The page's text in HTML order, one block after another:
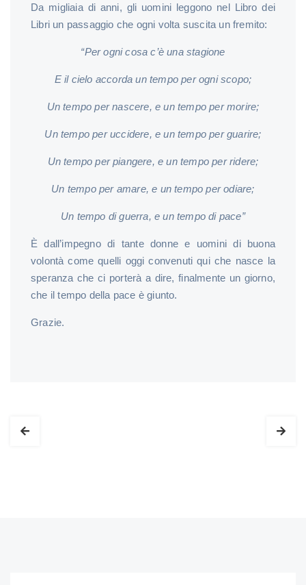
Da migliaia di anni, gli uomini leggono nel Libro dei
Libri un passaggio che ogni volta suscita un fremito:
“Per ogni cosa c’è una stagione
E il cielo accorda un tempo per ogni scopo;
Un tempo per nascere, e un tempo per morire;
Un tempo per uccidere, e un tempo per guarire;
Un tempo per piangere, e un tempo per ridere;
Un tempo per amare, e un tempo per odiare;
Un tempo di guerra, e un tempo di pace”
È dall’impegno di tante donne e uomini di buona
volontà come quelli oggi convenuti qui che nasce la
speranza che ci porterà a dire, finalmente un giorno,
che il tempo della pace è giunto.
Grazie.